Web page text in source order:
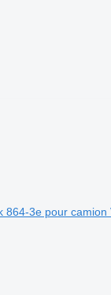
864-3e pour camion